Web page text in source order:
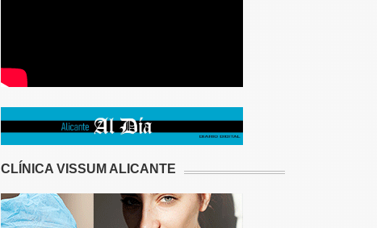
CLÍNICA VISSUM ALICANTE